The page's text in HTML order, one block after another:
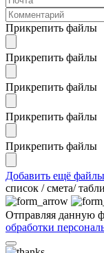
Прикрепить файлы
Прикрепить файлы
Прикрепить файлы
Прикрепить файлы
Прикрепить файлы
Добавить ещё файлы
cписок / смета/
Отправляя данную
обработки